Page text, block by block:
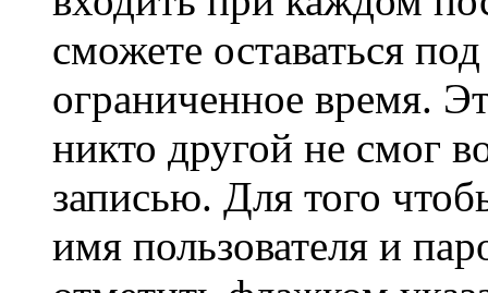
сможете оставаться
ограниченное время.
никто другой не смог
записью. Для того
имя пользователя и